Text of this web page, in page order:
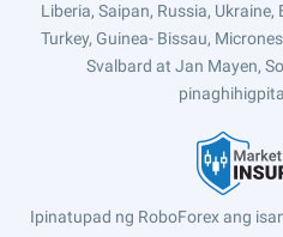
Liberia, Saipan, Russia,
Turkey, Guinea- Bissau,
Svalbard at Jan Mayen,
Ipinatupad ng RoboForex ang